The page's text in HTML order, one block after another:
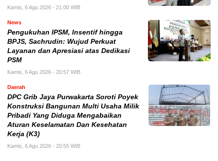
Kamis, 6 Agu 2026 - 21:00 WIB
News
Pengukuhan IPSM, Insentif hingga
BPJS, Sachrudin: Wujud Perkuat
Layanan dan Apresiasi atas Dedikasi
PSM
Kamis, 6 Agu 2026 - 20:57 WIB
Daerah
DPC Grib Jaya Purwakarta Soroti Poyek
Konstruksi Bangunan Multi Usaha Milik
Pribadi Yang Diduga Mengabaikan
Aturan Keselamatan Dan Kesehatan
Kerja (K3)
Kamis, 6 Agu 2026 - 20:55 WIB